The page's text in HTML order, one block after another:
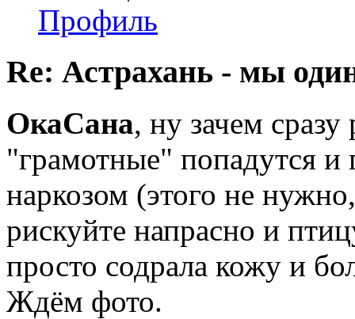
Профиль
Re: Астрахань - мы
ОкаСана, ну зачем
"грамотные" попадутся и
наркозом (этого не
рискуйте напрасно и
просто содрала кожу и
Ждём фото.